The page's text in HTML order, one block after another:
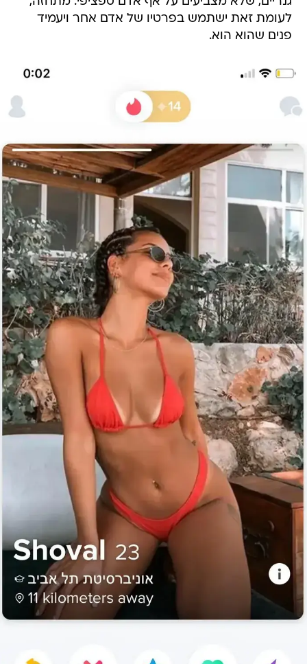
לעומת זאת ישתמש בפרטיו של אדם אחר ויעמיד
פנים שהוא הוא.